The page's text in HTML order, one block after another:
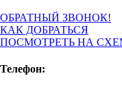
ОБРАТНЫЙ ЗВОНОК!
КАК ДОБРАТЬСЯ
ПОСМОТРЕТЬ НА
Телефон: